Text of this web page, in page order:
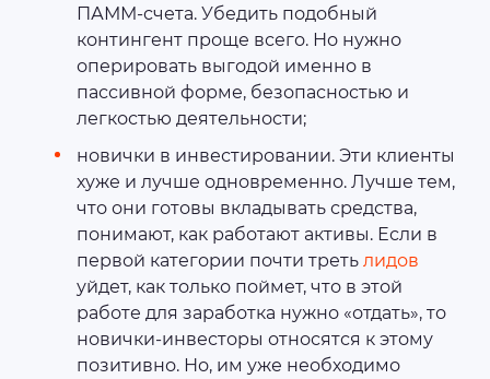
ПАММ-счета. Убедить подобный
контингент проще всего. Но нужно
оперировать выгодой именно в
пассивной форме, безопасностью и
легкостью деятельности;
новички в инвестировании. Эти клиенты
хуже и лучше одновременно. Лучше тем,
что они готовы вкладывать средства,
понимают, как работают активы. Если в
первой категории почти треть лидов
уйдет, как только поймет, что в этой
работе для заработка нужно «отдать», то
новички-инвесторы относятся к этому
позитивно. Но, им уже необходимо